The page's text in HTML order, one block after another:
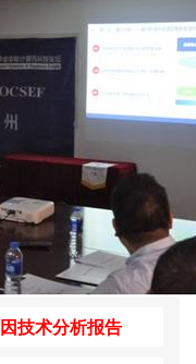
技术分析报告